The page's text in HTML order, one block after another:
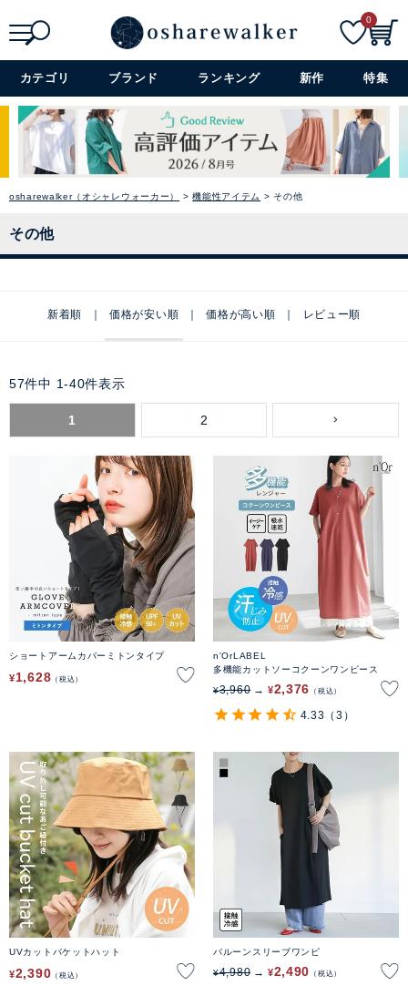
詳細検索+
0
カテゴリ ブランド ランキング 新作 特集
osharewalker（オシャレウォーカー） 機能性アイテム その他
その他
新着順 価格が安い順 価格が高い順 レビュー順
57件中 1-40件表示
1 2
ショートアームカバーミトンタイプ
¥1,628 税込
n'OrLABEL
多機能カットソーコクーンワンピース
¥3,960 ¥2,376 税込
4.33 （3）
UVカットバケットハット
¥2,390 税込
バルーンスリーブワンピ
¥4,980 ¥2,490 税込